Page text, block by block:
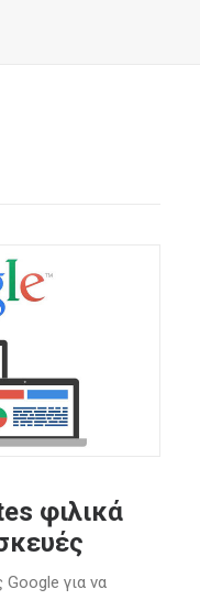
μιας
ατόμου είναι